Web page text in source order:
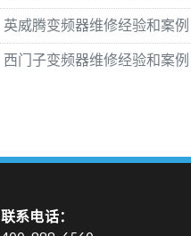
英威腾变频器维修经验和案例
西门子变频器维修经验和案例
联系电话：